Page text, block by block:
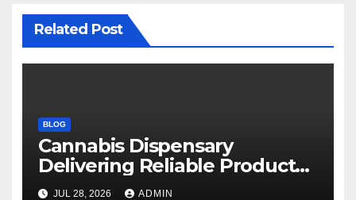
Related Post
BLOG
Cannabis Dispensary
Delivering Reliable Products
Every Time
JUL 28, 2026 ADMIN